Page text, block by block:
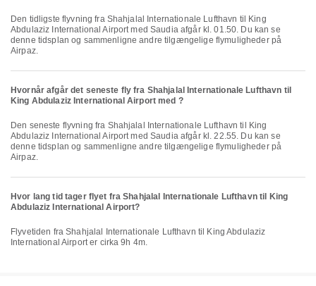
Den tidligste flyvning fra Shahjalal Internationale Lufthavn til King
Abdulaziz International Airport med Saudia afgår kl. 01.50. Du kan se
denne tidsplan og sammenligne andre tilgængelige flymuligheder på
Airpaz.
Hvornår afgår det seneste fly fra Shahjalal Internationale Lufthavn til
King Abdulaziz International Airport med ?
Den seneste flyvning fra Shahjalal Internationale Lufthavn til King
Abdulaziz International Airport med Saudia afgår kl. 22.55. Du kan se
denne tidsplan og sammenligne andre tilgængelige flymuligheder på
Airpaz.
Hvor lang tid tager flyet fra Shahjalal Internationale Lufthavn til King
Abdulaziz International Airport?
Flyvetiden fra Shahjalal Internationale Lufthavn til King Abdulaziz
International Airport er cirka 9h 4m.